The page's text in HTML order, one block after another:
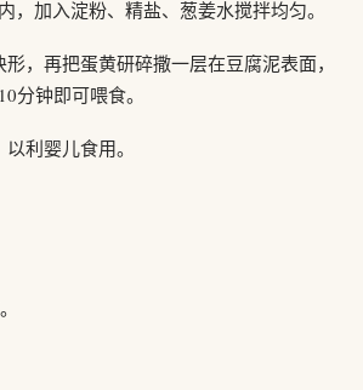
，加入淀粉、精盐、葱姜水搅拌均匀。
，再把蛋黄研碎撒一层在豆腐泥表面，
分钟即可喂食。
利婴儿食用。